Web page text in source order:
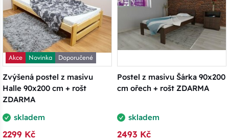
Akce Novinka
Doporučené
Zvýšená postel z masivu
Halle 90x200 cm + rošt
ZDARMA
skladem
2299 Kč
Postel z masivu Šárka 90x200
cm ořech + rošt ZDARMA
skladem
2493 Kč